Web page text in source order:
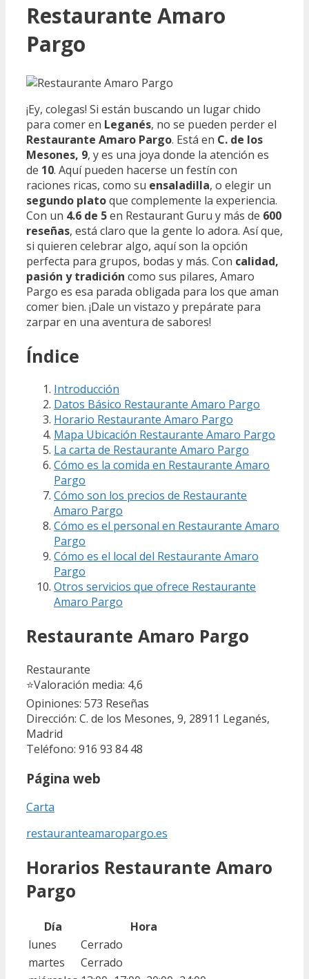
Restaurante Amaro
Pargo
¡Ey, colegas! Si están buscando un lugar chido
para comer en Leganés, no se pueden perder el
Restaurante Amaro Pargo. Está en C. de los
Mesones, 9, y es una joya donde la atención es
de 10. Aquí pueden hacerse un festín con
raciones ricas, como su ensaladilla, o elegir un
segundo platoque complemente la experiencia.
Con un 4.6 de 5en Restaurant Guru y más de 600
reseñas, está claro que la gente lo adora. Así que,
si quieren celebrar algo, aquí son la opción
perfecta para grupos, bodas y más. Con calidad,
pasión y tradición como sus pilares, Amaro
Pargo es esa parada obligada para los que aman
comer bien. ¡Dale un vistazo y prepárate para
zarpar en una aventura de sabores!
Índice
Introducción
Datos Básico Restaurante Amaro Pargo
Horario Restaurante Amaro Pargo
Mapa Ubicación Restaurante Amaro Pargo
La carta de Restaurante Amaro Pargo
Cómo es la comida en Restaurante Amaro
Pargo
Cómo son los precios de Restaurante
Amaro Pargo
Cómo es el personal en Restaurante Amaro
Pargo
Cómo es el local del Restaurante Amaro
Pargo
Otros servicios que ofrece Restaurante
Amaro Pargo
Restaurante Amaro Pargo
Restaurante
⭐Valoración media: 4,6
Opiniones: 573 Reseñas
Dirección: C. de los Mesones, 9, 28911 Leganés,
Madrid
Teléfono: 916 93 84 48
Página web
Carta
restauranteamaropargo.es
Horarios Restaurante Amaro
Pargo
Día
Hora
lunes
Cerrado
martes
Cerrado